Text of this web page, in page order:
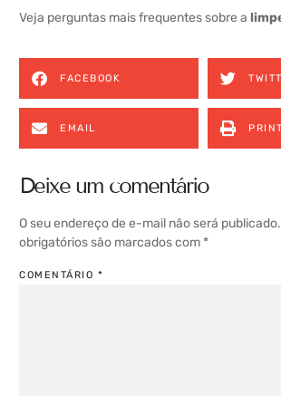
Veja perguntas mais frequentes sobre a
FACEBOOK
EMAIL PRINT
Deixe um comentário
O seu endereço de e-mail não será publicado.
obrigatórios são marcados com *
COMENTÁRIO *